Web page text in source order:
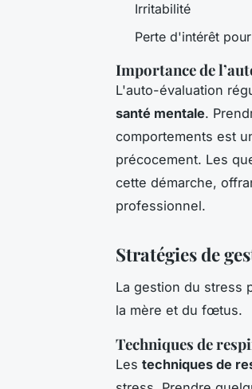
Irritabilité
Perte d'intérêt
Importance de
L'auto-évaluation
santé mentale.
comportements est
précocement. Les
cette démarche,
professionnel.
Stratégies de
La gestion du stress
la mère et du fœtus.
Techniques de
Les techniques de